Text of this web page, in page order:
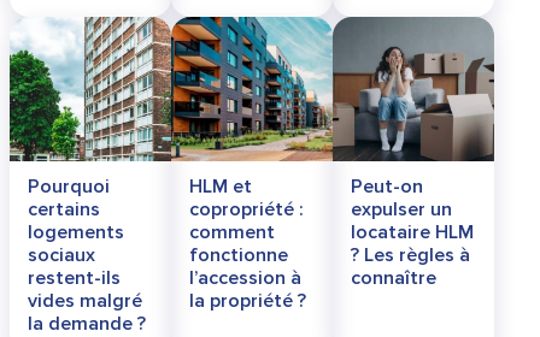
Pourquoi
certains
logements
sociaux
restent-ils
vides malgré
la demande ?
HLM et
copropriété :
comment
fonctionne
l’accession à
la propriété ?
Peut-on
expulser un
locataire HLM
? Les règles à
connaître